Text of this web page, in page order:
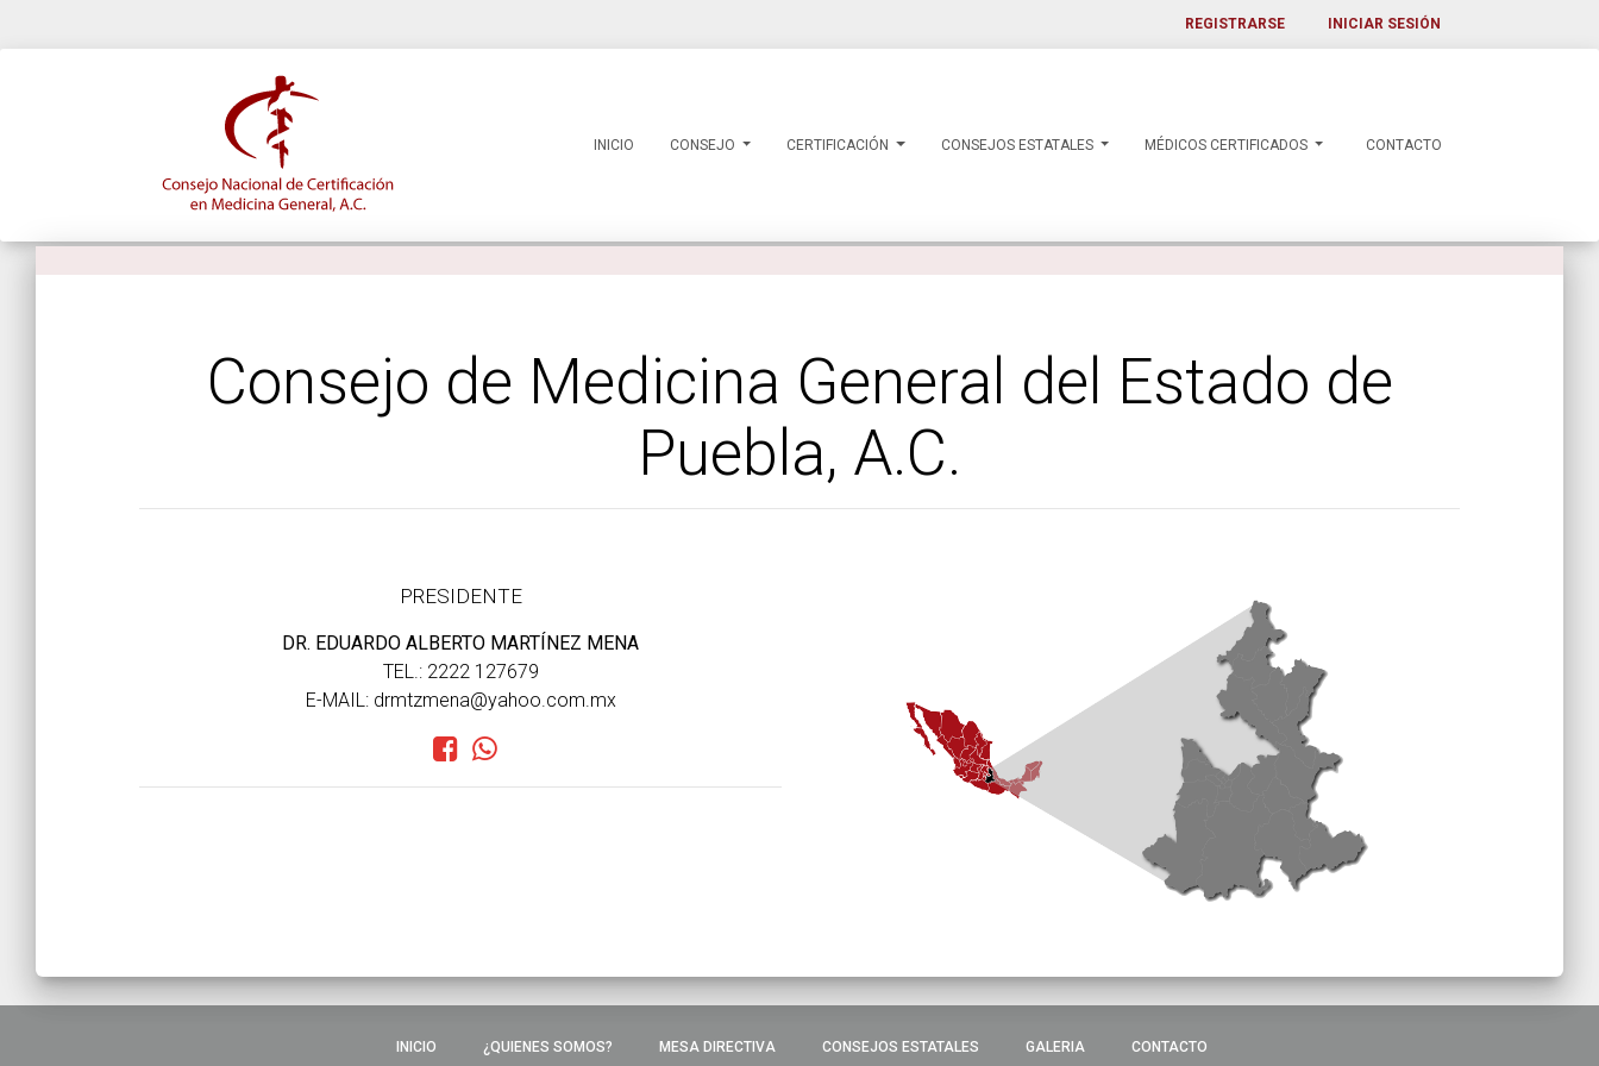
REGISTRARSE INICIAR SESIÓN
INICIO CONSEJO CERTIFICACIÓN CONSEJOS ESTATALES MÉDICOS CERTIFICADOS CONTACTO
Consejo de Medicina General del Estado de
Puebla, A.C.
PRESIDENTE
DR. EDUARDO ALBERTO MARTÍNEZ MENA
TEL.: 2222 127679
E-MAIL: drmtzmena@yahoo.com.mx
INICIO ¿QUIENES SOMOS? MESA DIRECTIVA CONSEJOS ESTATALES GALERIA CONTACTO